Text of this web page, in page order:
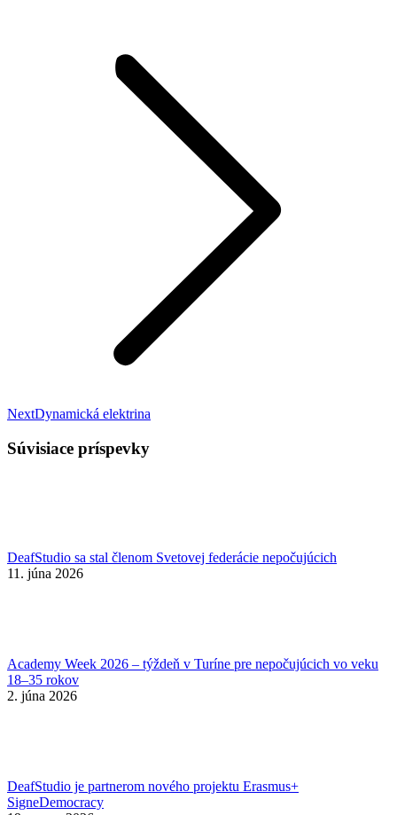
NextNasledujúci
Dynamická elektrina
Súvisiace príspevky
DeafStudio sa stal členom Svetovej federácie nepočujúcich
11. júna 2026
Academy Week 2026 – týždeň v Turíne pre nepočujúcich vo veku
18–35 rokov
2. júna 2026
DeafStudio je partnerom nového projektu Erasmus+
SigneDemocracy